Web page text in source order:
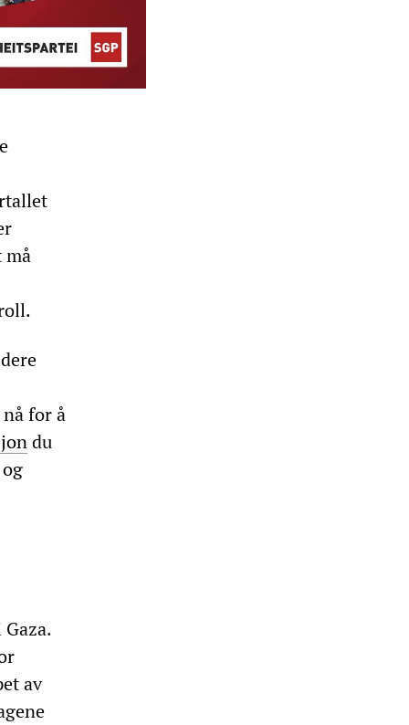
må
nå for å
du
av